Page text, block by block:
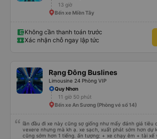
13 giờ
Bến xe Miền Tây
Không cần thanh toán trước
Xác nhận chỗ ngay lập tức
Rạng Đông Buslines
Limousine 24 Phòng VIP
Quy Nhơn
11 giờ 50 phút
Bến xe An Sương (Phòng vé số 14)
lần đầu đi xe này cũng sợ giống như mấy đánh giá tiêu
vexere nhưng mà kh ạ. xe sạch, xuất phát sớm hơn dự
cũng sớm hơn 1 tiếng. ấn tượng: + xe chạy êm + tài xế và lơ xe đều thân